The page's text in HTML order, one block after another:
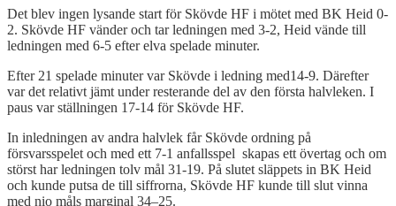
Det blev ingen lysande start för Skövde HF i mötet med BK Heid 0-
2. Skövde HF vänder och tar ledningen med 3-2, Heid vände till
ledningen med 6-5 efter elva spelade minuter.
Efter 21 spelade minuter var Skövde i ledning med14-9. Därefter
var det relativt jämt under resterande del av den första halvleken. I
paus var ställningen 17-14 för Skövde HF.
In inledningen av andra halvlek får Skövde ordning på
försvarsspelet och med ett 7-1 anfallsspel skapas ett övertag och om
störst har ledningen tolv mål 31-19. På slutet släppets in BK Heid
och kunde putsa de till siffrorna, Skövde HF kunde till slut vinna
med nio måls marginal 34–25.